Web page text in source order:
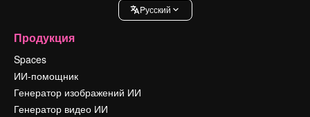
Pусский
Продукция
Spaces
ИИ-помощник
Генератор изображений ИИ
Генератор видео ИИ